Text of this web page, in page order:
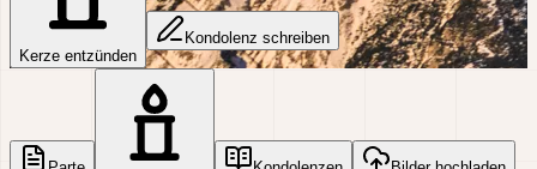
Kerze entzünden
Kondolenz schreiben